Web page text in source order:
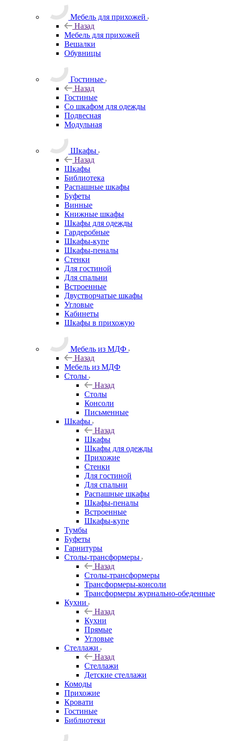
Мебель для прихожей
Назад
Мебель для прихожей
Вешалки
Обувницы
Гостиные
Назад
Гостиные
Со шкафом для одежды
Подвесная
Модульная
Шкафы
Назад
Шкафы
Библиотека
Распашные шкафы
Буфеты
Винные
Книжные шкафы
Шкафы для одежды
Гардеробные
Шкафы-купе
Шкафы-пеналы
Стенки
Для гостиной
Для спальни
Встроенные
Двустворчатые шкафы
Угловые
Кабинеты
Шкафы в прихожую
Мебель из МДФ
Назад
Мебель из МДФ
Столы
Назад
Столы
Консоли
Письменные
Шкафы
Назад
Шкафы
Шкафы для одежды
Прихожие
Стенки
Для гостиной
Для спальни
Распашные шкафы
Шкафы-пеналы
Встроенные
Шкафы-купе
Тумбы
Буфеты
Гарнитуры
Столы-трансформеры
Назад
Столы-трансформеры
Трансформеры-консоли
Трансформеры журнально-обеденные
Кухни
Назад
Кухни
Прямые
Угловые
Стеллажи
Назад
Стеллажи
Детские стеллажи
Комоды
Прихожие
Кровати
Гостиные
Библиотеки